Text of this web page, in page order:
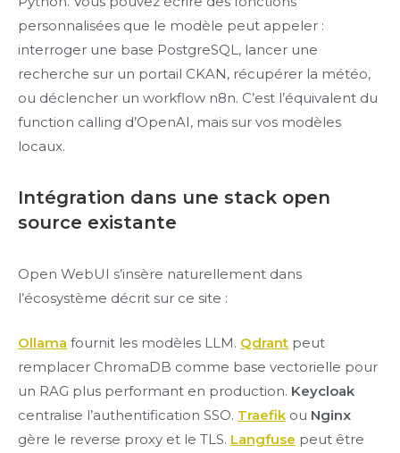
personnalisées que le modèle peut appeler :
interroger une base PostgreSQL, lancer une
recherche sur un portail CKAN, récupérer la météo,
ou déclencher un workflow n8n. C’est l’équivalent du
function calling d’OpenAI, mais sur vos modèles
locaux.
Intégration dans une stack open
source existante
Open WebUI s’insère naturellement dans
l’écosystème décrit sur ce site :
Ollama fournit les modèles LLM. Qdrant peut
remplacer ChromaDB comme base vectorielle pour
un RAG plus performant en production. Keycloak
centralise l’authentification SSO. Traefik ou Nginx
gère le reverse proxy et le TLS. Langfuse peut être